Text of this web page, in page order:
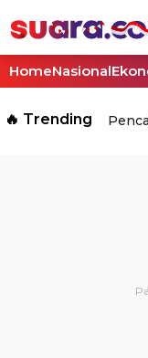
HomeNasional
🔥 Trending